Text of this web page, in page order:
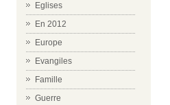
Eglises
En 2012
Europe
Evangiles
Famille
Guerre